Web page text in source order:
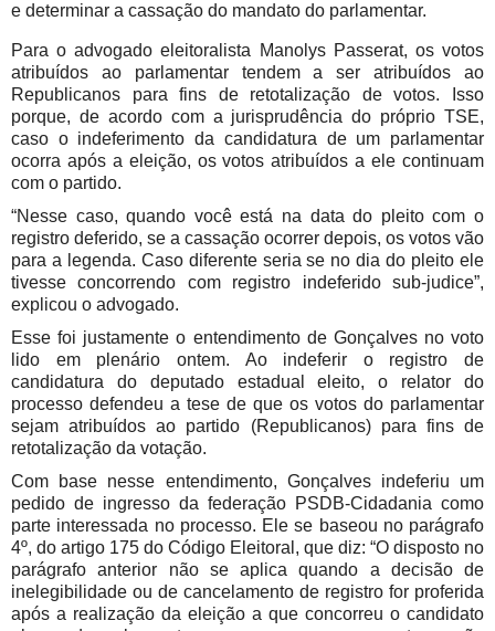
e determinar a cassação do mandato do parlamentar.
Para o advogado eleitoralista Manolys Passerat, os votos
atribuídos ao parlamentar tendem a ser atribuídos ao
Republicanos para fins de retotalização de votos. Isso
porque, de acordo com a jurisprudência do próprio TSE,
caso o indeferimento da candidatura de um parlamentar
ocorra após a eleição, os votos atribuídos a ele continuam
com o partido.
“Nesse caso, quando você está na data do pleito com o
registro deferido, se a cassação ocorrer depois, os votos vão
para a legenda. Caso diferente seria se no dia do pleito ele
tivesse concorrendo com registro indeferido sub-judice”,
explicou o advogado.
Esse foi justamente o entendimento de Gonçalves no voto
lido em plenário ontem. Ao indeferir o registro de
candidatura do deputado estadual eleito, o relator do
processo defendeu a tese de que os votos do parlamentar
sejam atribuídos ao partido (Republicanos) para fins de
retotalização da votação.
Com base nesse entendimento, Gonçalves indeferiu um
pedido de ingresso da federação PSDB-Cidadania como
parte interessada no processo. Ele se baseou no parágrafo
4º, do artigo 175 do Código Eleitoral, que diz: “O disposto no
parágrafo anterior não se aplica quando a decisão de
inelegibilidade ou de cancelamento de registro for proferida
após a realização da eleição a que concorreu o candidato